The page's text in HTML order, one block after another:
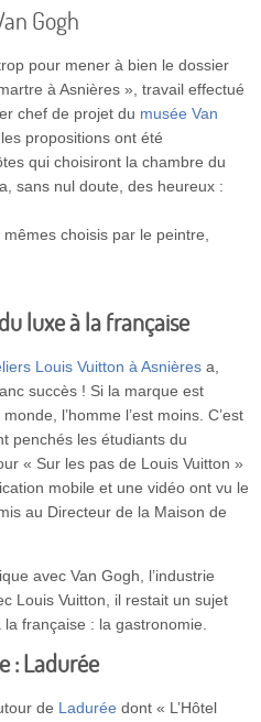
Gogh
pour mener à bien le dossier
à Asnières », travail effectué
chef de projet du musée Van
propositions ont été
qui choisiront la chambre du
sans nul doute, des heureux :
choisis par le peintre,
luxe à la française
Louis Vuitton à Asnièresa,
succès ! Si la marque est
l’homme l’est moins. C’est
penchés les étudiants du
« Sur les pas de Louis Vuitton »
mobile et une vidéo ont vu le
au Directeur de la Maison de
avec Van Gogh, l’industrie
Louis Vuitton, il restait un sujet
française : la gastronomie.
: Ladurée
de Ladurée dont « L’Hôtel